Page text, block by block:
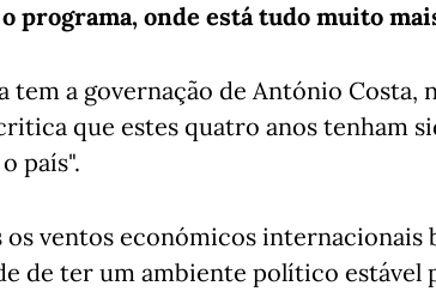
programa, onde está tudo muito
tem a governação de António Costa,
que estes quatro anos tenham
país".
os ventos económicos internacionais
de ter um ambiente político estável